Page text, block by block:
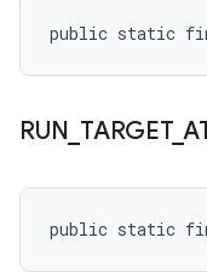
public static final
RUN TARGET_
public static final